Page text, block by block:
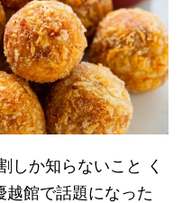
しか知らないこと く
越館で話題になった